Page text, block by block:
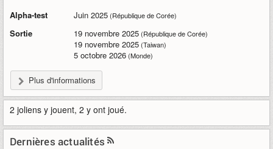
Alpha-test Juin 2025(République de Corée)
Sortie 19 novembre 2025(République de Corée)
19 novembre 2025(Taiwan)
5 octobre 2026(Monde)
Plus d'informations
2 joliens y jouent, 2 y ont joué.
Dernières actualités